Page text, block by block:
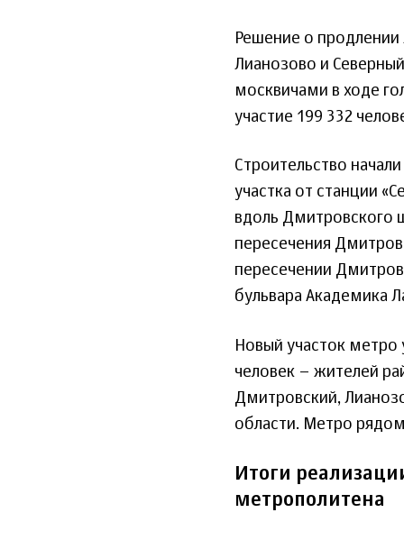
Решение о
Лианозово и
москвичами в ходе
участие 199 332
Строительство
участка от станции
вдоль Дмитровского
пересечения
пересечении
бульвара Академика
Новый участок метро
человек – жителей
Дмитровский,
области. Метро
Итоги
метрополитена